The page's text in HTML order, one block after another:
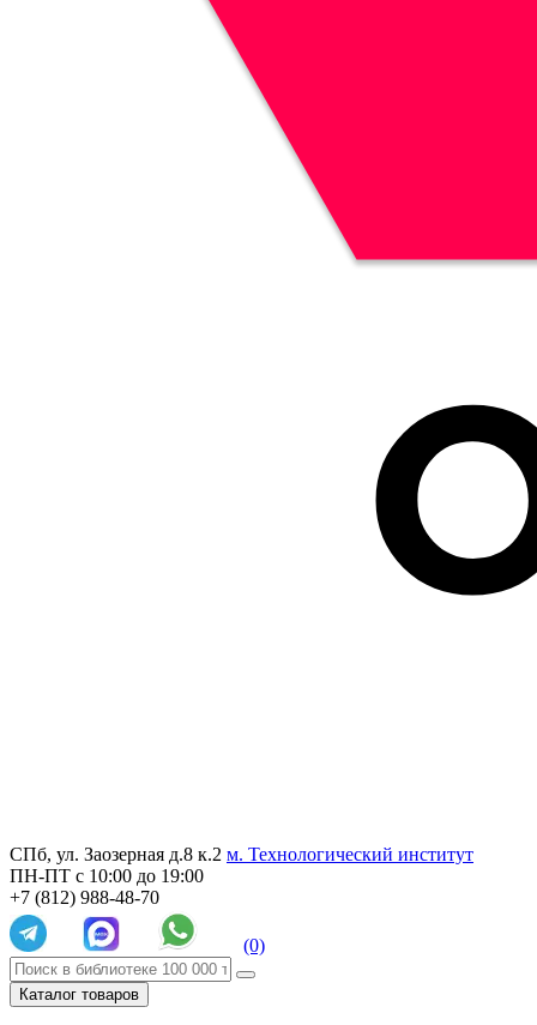
СПб, ул. Заозерная д.8 к.2 м. Технологический институт
ПН-ПТ с 10:00 до 19:00
+7 (812) 988-48-70
(0)
Каталог товаров